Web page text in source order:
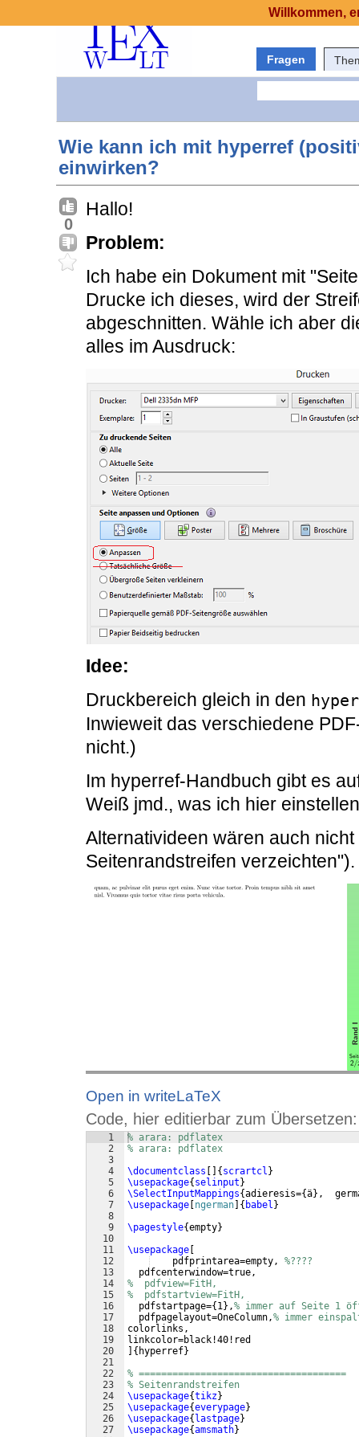
Fragen
Wie kann ich mit hyperref
einwirken?
0
Hallo!
Problem:
Ich habe ein Dokument mit
Drucke ich dieses, wird der
abgeschnitten. Wähle ich aber
alles im Ausdruck:
Idee:
Druckbereich gleich in den
Inwieweit das verschiedene
nicht.)
Im hyperref-Handbuch gibt es
Weiß jmd., was ich hier
Alternativideen wären auch
Seitenrandstreifen verzeichten").
Open in writeLaTeX
Code, hier editierbar zum Übersetzen:
1
2
3
4
5
6
7
8
9
10
11
12
13
14
15
16
17
18
19
20
21
22
23
24
25
26
27
% arara: pdflatex
% arara: pdflatex
\documentclass
{ scrartcl }
\usepackage{ selinput }
\SelectInputMappings{adieresis={ä} ,
\usepackage ngerman { babel }
\pagestyle{empty}
\usepackage
    pdfprintarea=empty,
%????
  pdfcenterwindow=true,
%  pdfview=FitH,
%  pdfstartview=FitH,
  pdfstartpage=
{ 1} ,% immer auf Seite 1
  pdfpagelayout=OneColumn,
% immer
colorlinks,
linkcolor=black!40!red
{ hyperref}
% =====================================
% Seitenrandstreifen
\usepackage{tikz}
\usepackage{everypage}
\usepackage{ lastpage}
\usepackage{amsmath}
Willkommen,